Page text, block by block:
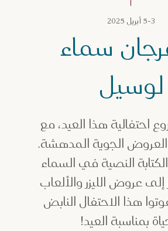
٣-٥ أبريل ٢٠٢٥
سماء
لوسيل
احتفالية هذا العيد، مع
الجوية المدهشة.
النصية في السماء
إلى عروض الليزر والألعاب
هذا الاحتفال النابض
بمناسبة العيد!